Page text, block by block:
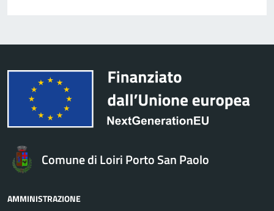
Comune di Loiri Porto San Paolo
AMMINISTRAZIONE